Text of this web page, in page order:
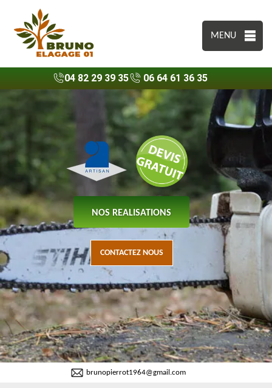
MENU
04 82 29 39 35 06 64 61 36 35
NOS REALISATIONS
CONTACTEZ NOUS
brunopierrot1964@gmail.com